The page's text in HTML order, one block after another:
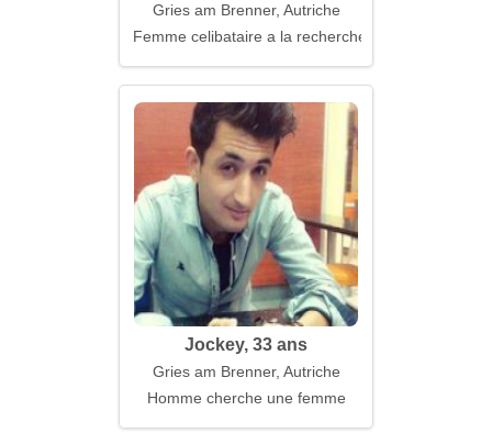
Gries am Brenner, Autriche
Femme celibataire a la recherche d'un mari
Jockey, 33 ans
Gries am Brenner, Autriche
Homme cherche une femme